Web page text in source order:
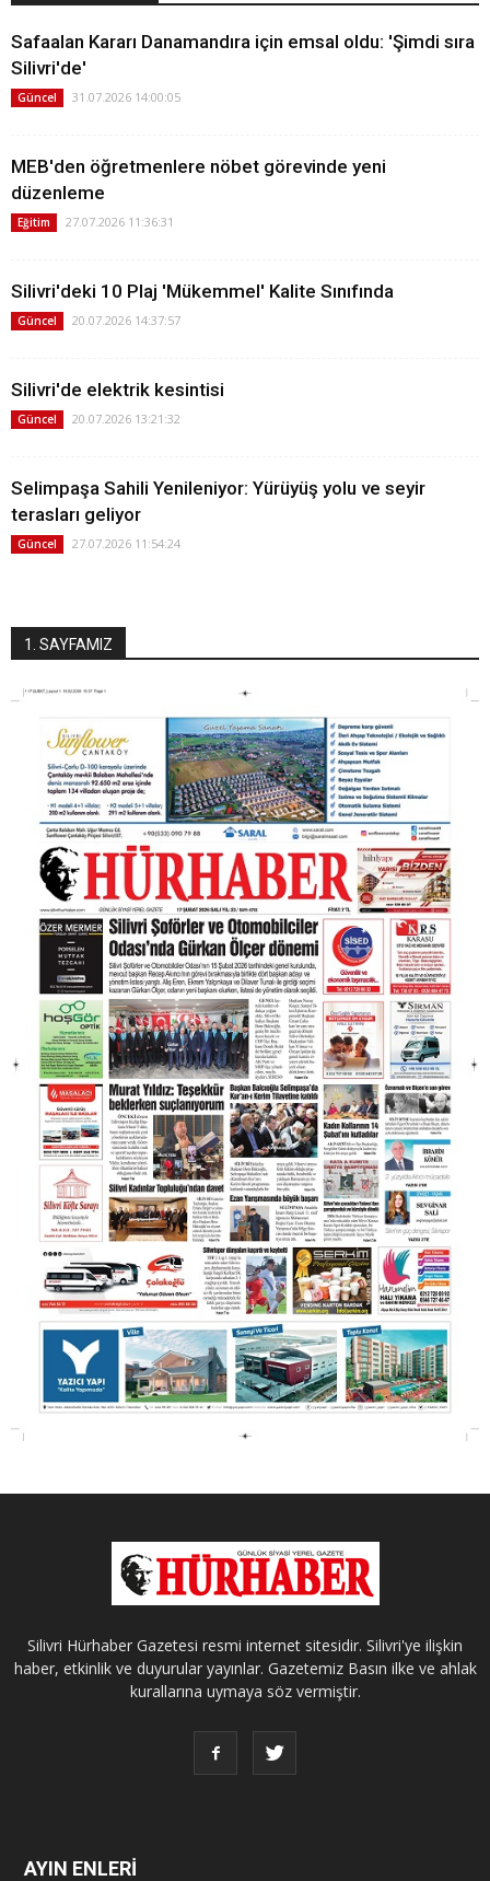
Safaalan Kararı Danamandıra için emsal oldu: 'Şimdi sıra
Silivri'de'
Güncel 31.07.2026 14:00:05
MEB'den öğretmenlere nöbet görevinde yeni
düzenleme
Eğitim 27.07.2026 11:36:31
Silivri'deki 10 Plaj 'Mükemmel' Kalite Sınıfında
Güncel 20.07.2026 14:37:57
Silivri'de elektrik kesintisi
Güncel 20.07.2026 13:21:32
Selimpaşa Sahili Yenileniyor: Yürüyüş yolu ve seyir
terasları geliyor
Güncel 27.07.2026 11:54:24
1. SAYFAMIZ
Silivri Hürhaber Gazetesi resmi internet sitesidir. Silivri'ye ilişkin
haber, etkinlik ve duyurular yayınlar. Gazetemiz Basın ilke ve ahlak
kurallarına uymaya söz vermiştir.
AYIN ENLERİ